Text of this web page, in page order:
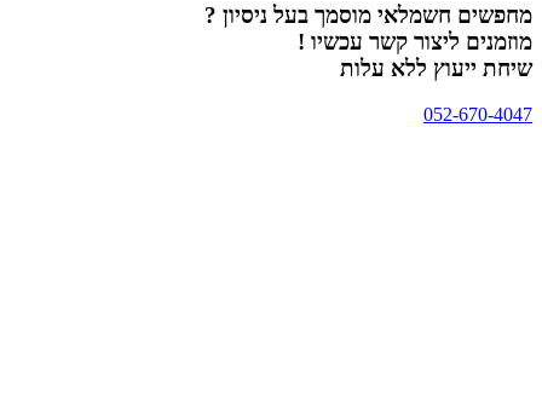
מחפשים חשמלאי מוסמך בעל ניסיון ?
מוזמנים ליצור קשר עכשיו !
שיחת ייעוץ ללא עלות
052-670-4047